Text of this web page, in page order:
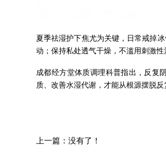
夏季祛湿护下焦尤为关键，日常戒掉
动；保持私处透气干燥，不滥用刺激性
成都经方堂体质调理科普指出，反复
质、改善水湿代谢，才能从根源摆脱反
上一篇：没有了！